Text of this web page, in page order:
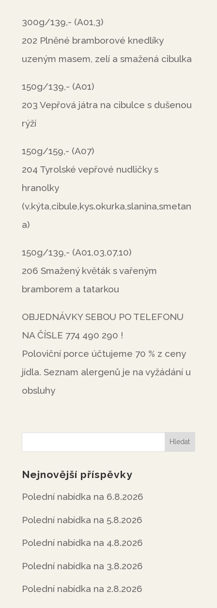
300g/139,- (A01,3)
202 Plněné bramborové knedlíky
uzeným masem, zelí a smažená cibulka
150g/139,- (A01)
203 Vepřová játra na cibulce s dušenou
rýží
150g/159,- (A07)
204 Tyrolské vepřové nudličky s
hranolky
(v.kýta,cibule,kys.okurka,slanina,smetan
a)
150g/139,- (A01,03,07,10)
206 Smažený květák s vařeným
bramborem a tatarkou
OBJEDNÁVKY SEBOU PO TELEFONU
NA ČÍSLE 774 490 290 !
Poloviční porce účtujeme 70 % z ceny
jídla. Seznam alergenů je na vyžádání u
obsluhy
Nejnovější příspěvky
Polední nabídka na 6.8.2026
Polední nabídka na 5.8.2026
Polední nabídka na 4.8.2026
Polední nabídka na 3.8.2026
Polední nabídka na 2.8.2026